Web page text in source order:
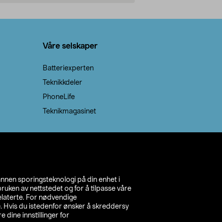
sporingsteknologi på din enhet i
av nettstedet og for å tilpasse våre
For nødvendige
Hvis du istedenfor ønsker å skreddersy
dine innstillinger for
Våre selskaper
Batteriexperten
Teknikkdeler
PhoneLife
Teknikmagasinet